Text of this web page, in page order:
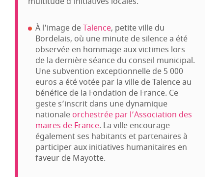
À l'image deTalence, petite ville du
Bordelais, où une minute de silence a été
observée en hommage aux victimes lors
de la dernière séance du conseil municipal.
Une subvention exceptionnelle de 5 000
euros a été votée par la ville de Talence au
bénéfice de la Fondation de France. Ce
geste s’inscrit dans une dynamique
nationale orchestrée par l’Association des
maires de France. La ville encourage
également ses habitants et partenaires à
participer aux initiatives humanitaires en
faveur de Mayotte.